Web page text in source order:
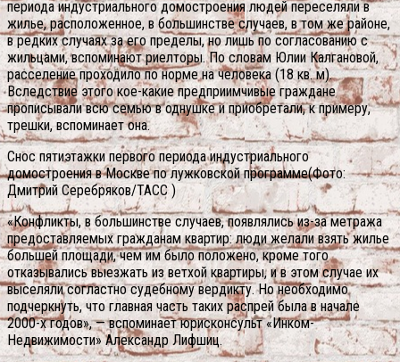
периода индустриального домостроения людей переселяли в
жилье, расположенное, в большинстве случаев, в том же районе,
в редких случаях за его пределы, но лишь по согласованию с
жильцами, вспоминают риелторы. По словам Юлии Калгановой,
расселение проходило по норме на человека (18 кв. м).
Вследствие этого кое-какие предприимчивые граждане
прописывали всю семью в однушке и приобретали, к примеру,
трешки, вспоминает она.
Снос пятиэтажки первого периода индустриального
домостроения в Москве по лужковской программе(Фото:
Дмитрий Серебряков/ТАСС )
«Конфликты, в большинстве случаев, появлялись из-за метража
предоставляемых гражданам квартир: люди желали взять жилье
большей площади, чем им было положено, кроме того
отказывались выезжать из ветхой квартиры, и в этом случае их
выселяли согластно судебному вердикту. Но необходимо
подчеркнуть, что главная часть таких распрей была в начале
2000-х годов», — вспоминает юрисконсульт «Инком-
Недвижимости» Александр Лифшиц.